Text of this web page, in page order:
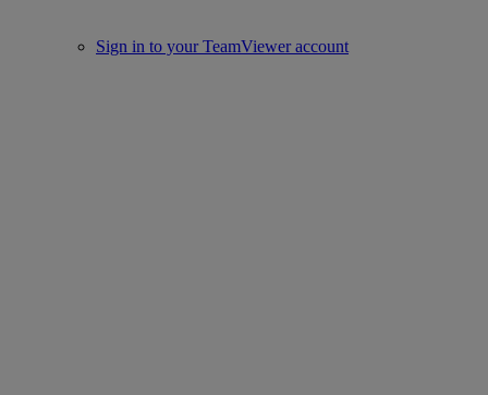
Sign in to your TeamViewer account